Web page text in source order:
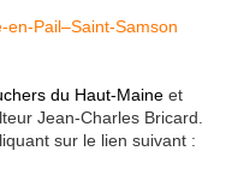
du Haut-Maine et
Jean-Charles Bricard.
sur le lien suivant :